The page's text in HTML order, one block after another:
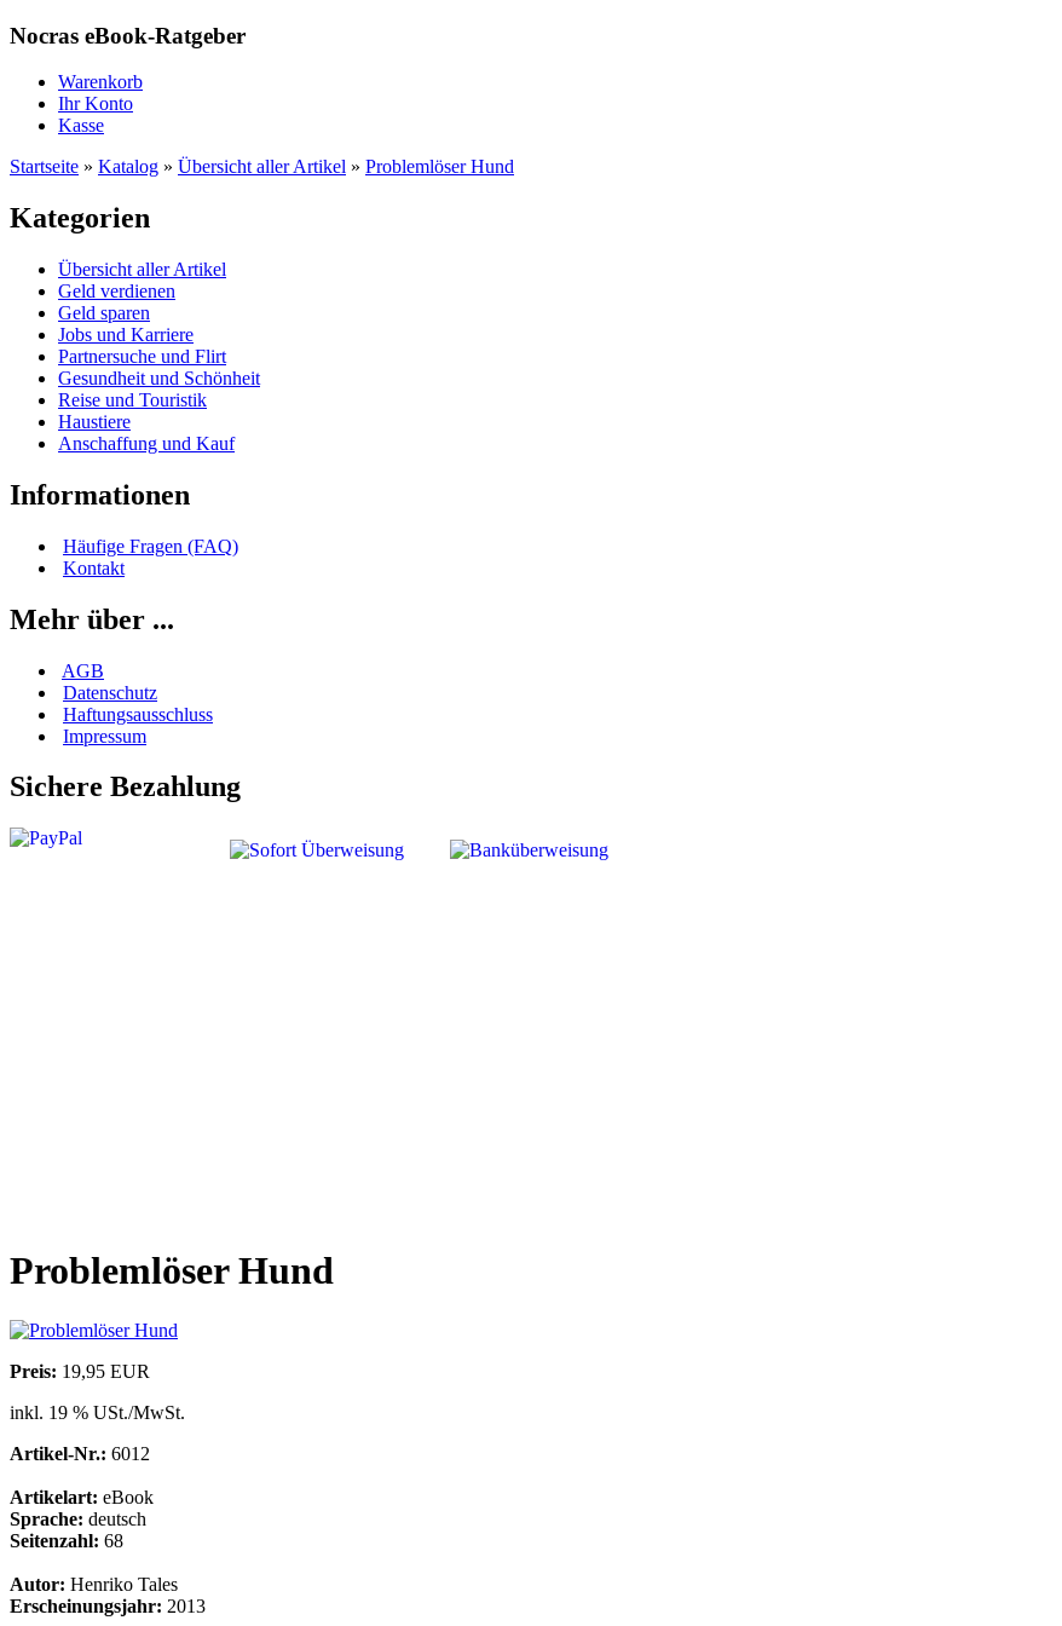
Nocras eBook-Ratgeber
Warenkorb
Ihr Konto
Kasse
Startseite » Katalog » Übersicht aller Artikel » Problemlöser Hund
Kategorien
Übersicht aller Artikel
Geld verdienen
Geld sparen
Jobs und Karriere
Partnersuche und Flirt
Gesundheit und Schönheit
Reise und Touristik
Haustiere
Anschaffung und Kauf
Informationen
Häufige Fragen (FAQ)
Kontakt
Mehr über ...
AGB
Datenschutz
Haftungsausschluss
Impressum
Sichere Bezahlung
Problemlöser Hund
Preis: 19,95 EUR
inkl. 19 % USt./MwSt.
Artikel-Nr.: 6012
Artikelart: eBook
Sprache: deutsch
Seitenzahl: 68
Autor: Henriko Tales
Erscheinungsjahr: 2013